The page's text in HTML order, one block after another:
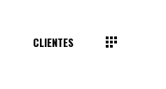
CLIENTES